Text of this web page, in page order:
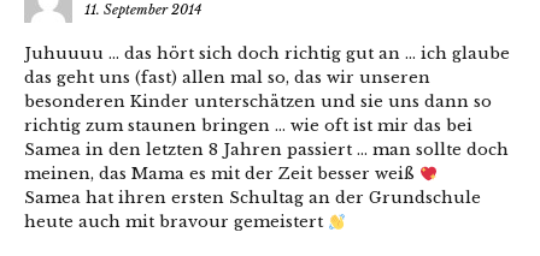
11. September 2014
Juhuuuu … das hört sich doch richtig gut an … ich glaube
das geht uns (fast) allen mal so, das wir unseren
besonderen Kinder unterschätzen und sie uns dann so
richtig zum staunen bringen … wie oft ist mir das bei
Samea in den letzten 8 Jahren passiert … man sollte doch
meinen, das Mama es mit der Zeit besser weiß
Samea hat ihren ersten Schultag an der Grundschule
heute auch mit bravour gemeistert